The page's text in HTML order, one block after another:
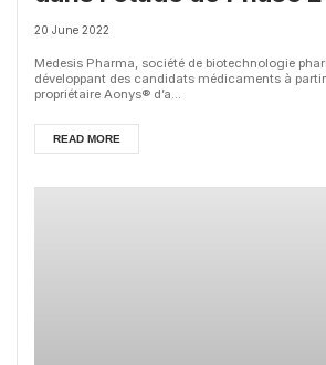
Medesis Pharma, avec
résultats début 2023
20 June 2022
Medesis Pharma, société de biotechnologie
développant des candidats médicaments à
propriétaire Aonys® d’a...
READ MORE